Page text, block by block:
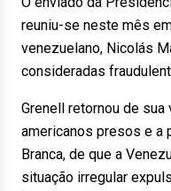
reuniu-se neste mês
venezuelano, Nicolás
consideradas
Grenell retornou de
americanos presos e a
Branca, de que a
situação irregular